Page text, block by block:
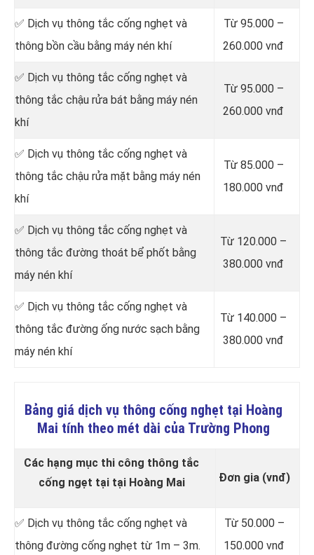
✅ Dịch vụ thông tắc cống nghẹt và
thông bồn cầu bằng máy nén khí
Từ 95.000 –
260.000 vnđ
✅ Dịch vụ thông tắc cống nghẹt và
thông tắc chậu rửa bát bằng máy nén
khí
Từ 95.000 –
260.000 vnđ
✅ Dịch vụ thông tắc cống nghẹt và
thông tắc chậu rửa mặt bằng máy nén
khí
Từ 85.000 –
180.000 vnđ
✅ Dịch vụ thông tắc cống nghẹt và
thông tắc đường thoát bể phốt bằng
máy nén khí
Từ 120.000 –
380.000 vnđ
✅ Dịch vụ thông tắc cống nghẹt và
thông tắc đường ống nước sạch bằng
máy nén khí
Từ 140.000 –
380.000 vnđ
Bảng giá dịch vụ thông cống nghẹt tại Hoàng
Mai tính theo mét dài của Trường Phong
Các hạng mục thi công thông tắc
cống ngẹt tại tại Hoàng Mai
Đơn gia (vnđ)
✅ Dịch vụ thông tắc cống nghẹt và
thông đường cống nghẹt từ 1m – 3m.
Từ 50.000 –
150.000 vnđ